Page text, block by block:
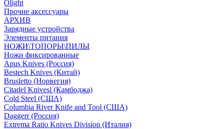
Olight
Прочие аксессуары
АРХИВ
Зарядные устройства
Элементы питания
НОЖИ\ТОПОРЫ\ПИЛЫ
Ножи фиксированные
Apus Knives (Россия)
Bestech Knives (Китай)
Brusletto (Норвегия)
Citadel Knivesl (Камбоджа)
Cold Steel (США)
Columbia River Knife and Tool (США)
Daggerr (Россия)
Extrema Ratio Knives Division (Италия)